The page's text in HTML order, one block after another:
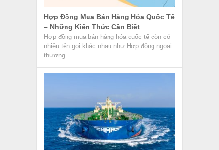
Hợp Đồng Mua Bán Hàng Hóa Quốc Tế
– Những Kiến Thức Cần Biết
Hợp đồng mua bán hàng hóa quốc tế còn có
nhiều tên gọi khác nhau như Hợp đồng ngoại
thương,...